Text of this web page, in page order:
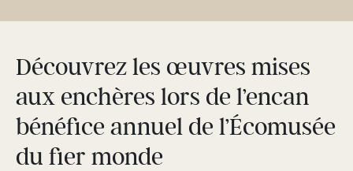
Découvrez les œuvres mises
aux enchères lors de l’encan
bénéfice annuel de l’Écomusée
du fier monde